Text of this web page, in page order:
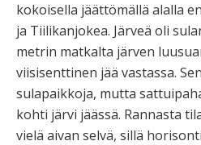
kokoisella jäättömällä alalla
ja Tiilikanjokea. Järveä oli
metrin matkalta järven
viisisenttinen jää vastassa.
sulapaikkoja, mutta
kohti järvi jäässä. Rannasta
vielä aivan selvä, sillä